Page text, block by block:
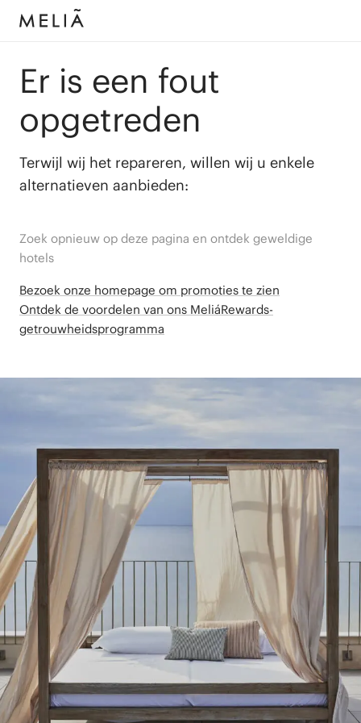
Er is een fout
opgetreden
Terwijl wij het repareren, willen wij u enkele
alternatieven aanbieden:
Zoek opnieuw op deze pagina en ontdek geweldige
hotels
Bezoek onze homepage om promoties te zien
Ontdek de voordelen van ons MeliáRewards-
getrouwheidsprogramma